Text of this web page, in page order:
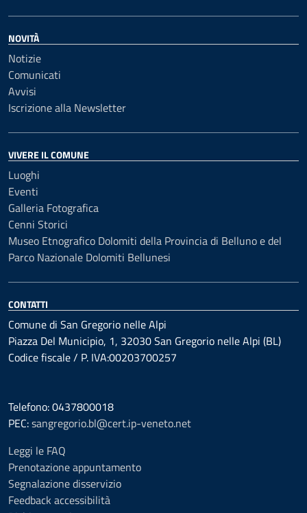
NOVITÀ
Notizie
Comunicati
Avvisi
Iscrizione alla Newsletter
VIVERE IL COMUNE
Luoghi
Eventi
Galleria Fotografica
Cenni Storici
Museo Etnografico Dolomiti della Provincia di Belluno e del
Parco Nazionale Dolomiti Bellunesi
CONTATTI
Comune di San Gregorio nelle Alpi
Piazza Del Municipio, 1, 32030 San Gregorio nelle Alpi (BL)
Codice fiscale / P. IVA:00203700257
Telefono: 0437800018
PEC:sangregorio.bl@cert.ip-veneto.net
Leggi le FAQ
Prenotazione appuntamento
Segnalazione disservizio
Feedback accessibilità